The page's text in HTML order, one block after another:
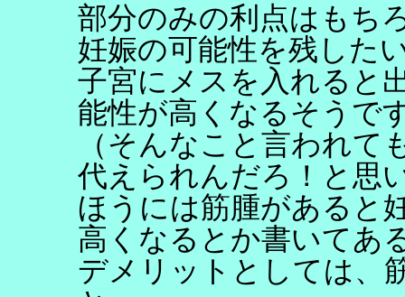
部分のみの利点はもち
妊娠の可能性を残した
子宮にメスを入れると
能性が高くなるそうで
（そんなこと言われて
代えられんだろ！と思
ほうには筋腫があると
高くなるとか書いてあ
デメリットとしては、